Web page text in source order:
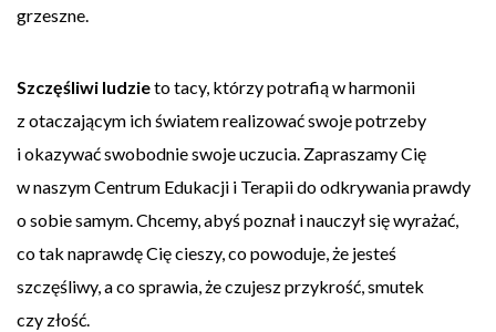
grzeszne.
Szczęśliwi ludzieto tacy, którzy potrafią w harmonii
z otaczającym ich światem realizować swoje potrzeby
i okazywać swobodnie swoje uczucia. Zapraszamy Cię
w naszym Centrum Edukacji i Terapii do odkrywania prawdy
o sobie samym. Chcemy, abyś poznał i nauczył się wyrażać,
co tak naprawdę Cię cieszy, co powoduje, że jesteś
szczęśliwy, a co sprawia, że czujesz przykrość, smutek
czy złość.